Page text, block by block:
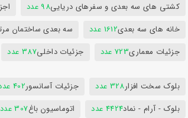
کشتی های سه بعدی و سفرهای دریایی98 عدد
خانه های سه بعدی1612 عدد سه بعدی ساختمان
جزئیات معماری723 عدد جزئیات داخلی387 عدد
بلوک سخت افزار328 عدد جزئیات آسانسور402 عدد
بلوک - آرام - نماد4424 عدد اتوماسیون باغ307 عدد